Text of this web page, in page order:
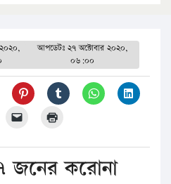
আপডেটঃ ২৭ অক্টোবার ২০২০,
০৬:০০
জনের করোনা